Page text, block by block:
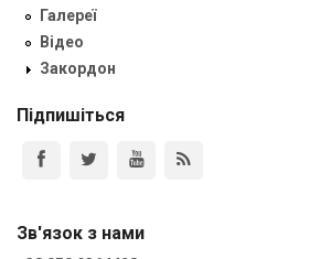
Галереї
Відео
Закордон
Підпишіться
Зв'язок з нами